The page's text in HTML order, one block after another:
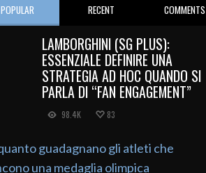
POPULAR RECENT COMMENTS
LAMBORGHINI (SG PLUS):
ESSENZIALE DEFINIRE UNA
STRATEGIA AD HOC QUANDO SI
PARLA DI “FAN ENGAGEMENT”
98.4K 83